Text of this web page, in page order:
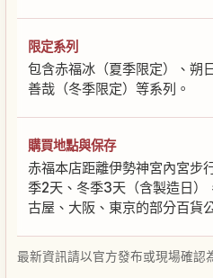
限定系列
包含赤福冰（夏季限定）、朔
善哉（冬季限定）等系列。
購買地點與保存
赤福本店距離伊勢神宮內宮步
季2天、冬季3天（含製造日）
古屋、大阪、東京的部分百貨
最新資訊請以官方發布或現場確認